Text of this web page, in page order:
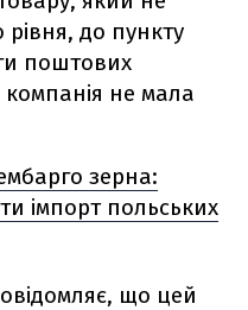
до пункту
поштових
компанія не мала
зерна:
імпорт польських
що цей